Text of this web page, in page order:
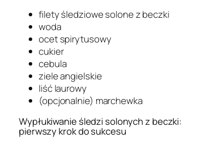
filety śledziowe solone z beczki
woda
ocet spirytusowy
cukier
cebula
ziele angielskie
liść laurowy
(opcjonalnie) marchewka
Wypłukiwanie śledzi solonych z beczki:
pierwszy krok do sukcesu